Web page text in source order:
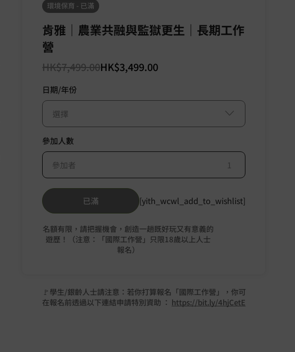
環境保育 - 已滿
肯雅｜農業共融與監獄更生｜長期工作
營
HK$7,499.00HK$3,499.00
日期/年份
選擇
參加人數
參加者
已滿 [yith_wcwl_add_to_wishlist]
名額有限，請把握機會，創造一趟既好玩又有意義的
遊歷！（注意：「國際工作營」只限18歲以上人士
報名）
🚩學生/銀齡人士請注意：若你打算報名「國際工作營」，你可
在報名前透過以下連結申請特別資助 ： https://bit.ly/4hjCetE